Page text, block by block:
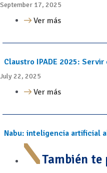
September 17, 2025
Ver más
Claustro IPADE 2025:
July 22, 2025
Ver más
Nabu: inteligencia artificial
También te